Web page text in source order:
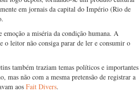
em jornais da capital do Império (Rio de
a miséria da condição humana. A
o leitor não consiga parar de ler e consumir o
também traziam temas políticos e importantes
não com a mesma pretensão de registrar a
aos Fait Divers.